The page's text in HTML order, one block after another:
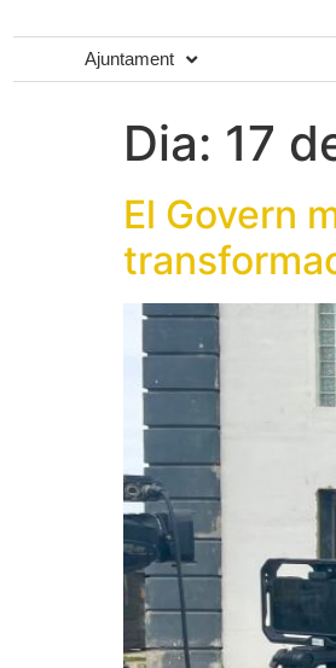
Ajuntament
Dia: 17
El Govern